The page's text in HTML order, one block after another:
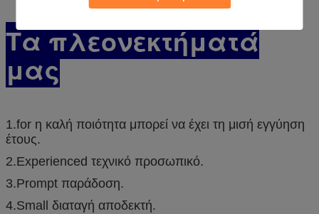
Τα πλεονεκτήματά
μας
1.for η καλή ποιότητα μπορεί να έχει τη μισή εγγύηση
έτους.
2.Experienced τεχνικό προσωπικό.
3.Prompt παράδοση.
4.Small διαταγή αποδεκτή.